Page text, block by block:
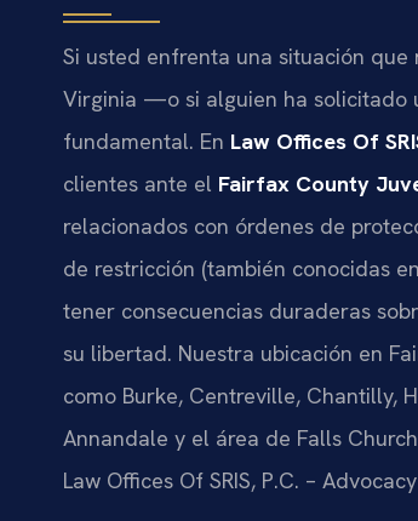
Si usted enfrenta una situación
Virginia —o si alguien ha
fundamental. En Law Offices Of
clientes ante el Fairfax County
relacionados con órdenes de
de restricción (también conocidas
tener consecuencias duraderas
su libertad. Nuestra ubicación en
como Burke, Centreville, Chantilly,
Annandale y el área de Falls
Law Offices Of SRIS, P.C. –